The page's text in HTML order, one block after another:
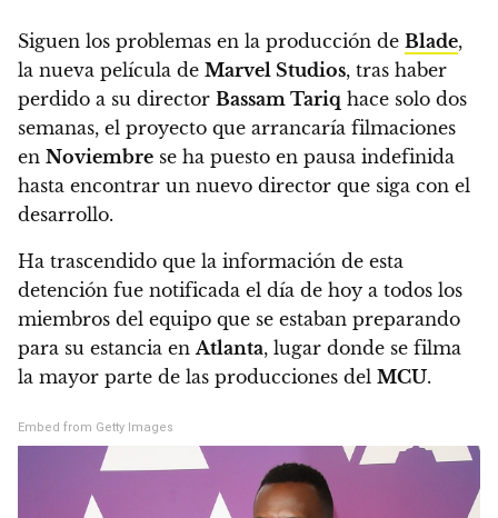
Siguen los problemas en la producción de Blade,
la nueva película de Marvel Studios, tras haber
perdido a su director Bassam Tariq hace solo dos
semanas, el proyecto que arrancaría filmaciones
en Noviembre se ha puesto en pausa indefinida
hasta encontrar un nuevo director que siga con el
desarrollo.
Ha trascendido que la información de esta
detención fue notificada el día de hoy a todos los
miembros del equipo que se estaban preparando
para su estancia enAtlanta, lugar donde se filma
la mayor parte de las producciones del MCU.
Embed from Getty Images